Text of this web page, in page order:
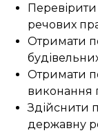
речових
Отримати
Отримати
виконання
Здійснити
державну